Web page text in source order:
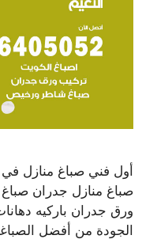
أول فني صباغ منازل في
صباغ منازل جدران
ورق جدران باركيه
الجودة من أفضل